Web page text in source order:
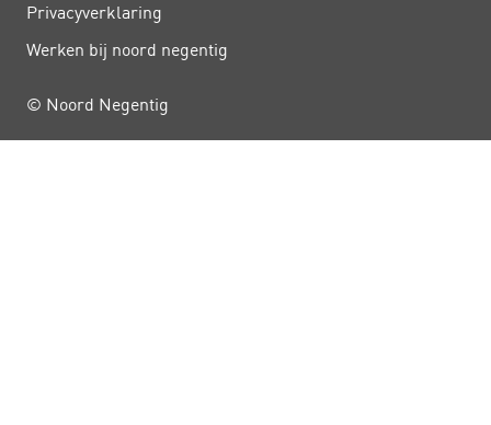
Privacy­verklaring
Werken bij noord negentig
© Noord Negentig